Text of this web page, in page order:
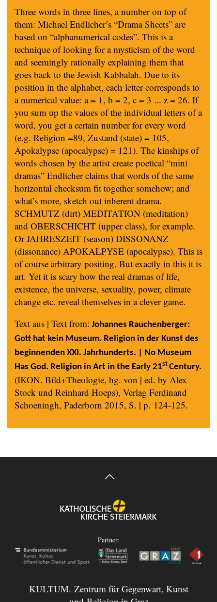
Three words in three lines, a number on top of
them: Michael Endlicher’s “Drama Sheets” are
based on “alphanumerical codes”. This is a
technique of looking for a mysticism of the word
and seemingly rationally explaining them that
goes back to the Jewish Kabbalah. Due to its
position in the alphabet, each letter corresponds to
a numerical value: a = 1, b = 2, c = 3 ... z = 26. If
you sum up the values of the individual letters of a
word, you get a certain number for every word
(e.g. Religion =89, Zustand (state) = 105,
Apokalypse (apocalypse) = 121). The kinships of
words chosen by the artist create poetical “mini
dramas” Endlicher claims that words of the same
horizontal checksum fit together somehow; and
what’s more, sketch out inherent drama.
SCHMUTZ (dirt) MEDITATION (meditation)
and OBERSCHICHT (upper class), for example.
Or JAHRESZEIT (season) DISSONANZ
(dissonance) APOKALPYSE (apocalypse). This is
of course arbitrary positing. But exactly in this it is
art. Yet it is scary how the real dramas of life,
existence, the universe, sexuality, power, climate
change etc. reveal themselves in a clever game.
Text aus | Text from: Johannes Rauchenberger:
Gott hat kein Museum. Religion in der Kunst des
beginnenden XXI. Jahrhunderts. | No Museum
Has God. Religion in Art in the Early 21st Century.
(IKON. Bild+Theologie, hg. von | ed. by Alex
Stock und Reinhard Hoeps), Verlag Ferdinand
Schoeningh, Paderborn 2015, S. | p. 124-125.
Partner:
KULTUM. Zentrum für Gegenwart, Kunst